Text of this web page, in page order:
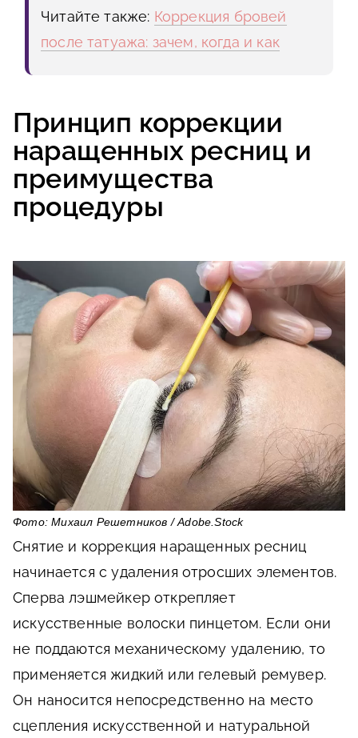
Читайте также: Коррекция бровей
после татуажа: зачем, когда и как
Принцип коррекции
наращенных ресниц и
преимущества
процедуры
Фото: Михаил Решетников / Adobe.Stock
Снятие и коррекция наращенных ресниц
начинается с удаления отросших элементов.
Сперва лэшмейкер открепляет
искусственные волоски пинцетом. Если они
не поддаются механическому удалению, то
применяется жидкий или гелевый ремувер.
Он наносится непосредственно на место
сцепления искусственной и натуральной